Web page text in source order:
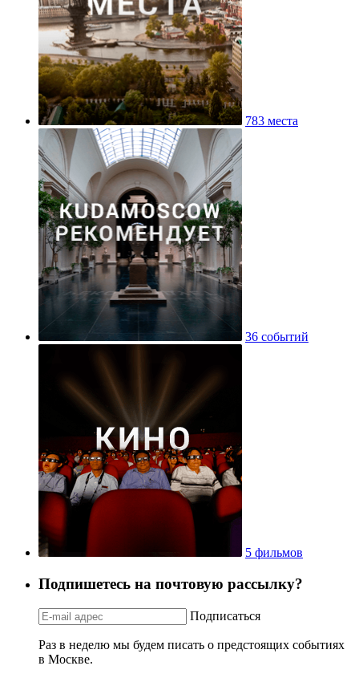
783 места
36 событий
5 фильмов
Подпишетесь на почтовую рассылку?
Подписаться
Раз в неделю мы будем писать о предстоящих событиях
в Москве.